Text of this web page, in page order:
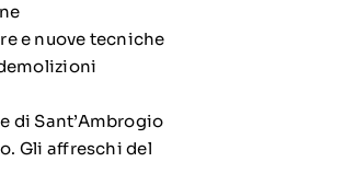
e nuove tecniche
di Sant’Ambrogio
Gli affreschi del